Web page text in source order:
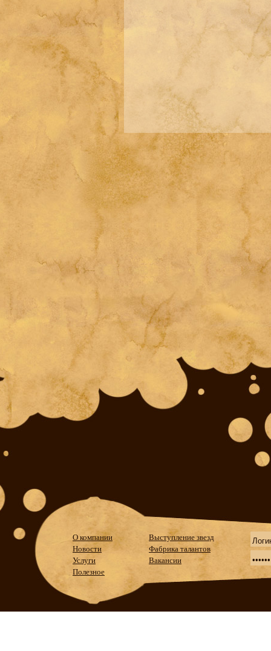
О компании
Новости
Услуги
Полезное
Выступление звезд
Фабрика талантов
Вакансии